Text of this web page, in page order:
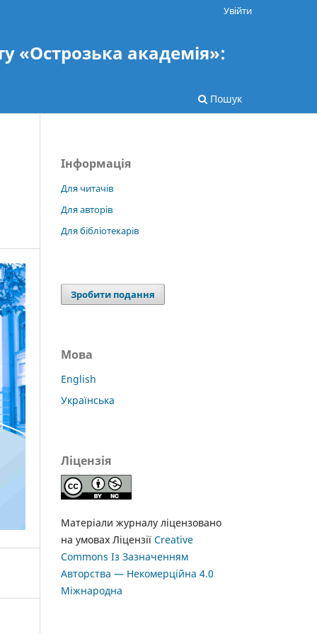
«Острозька академія»:
Пошук
Увійти
Інформація
Для читачів
Для авторів
Для бібліотекарів
Зробити подання
Мова
English
Українська
Ліцензія
Матеріали журналу ліцензовано
на умовах Ліцензії Creative
Commons Із Зазначенням
Авторства — Некомерційна 4.0
Міжнародна